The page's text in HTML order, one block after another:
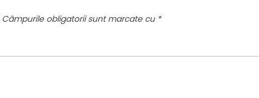
Câmpurile obligatorii sunt marcate cu *